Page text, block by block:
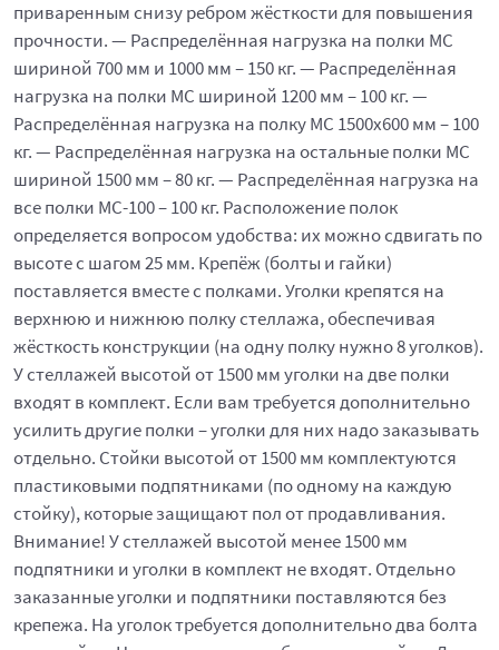
приваренным снизу ребром жёсткости для повышения
прочности. — Распределённая нагрузка на полки МС
шириной 700 мм и 1000 мм – 150 кг. — Распределённая
нагрузка на полки МС шириной 1200 мм – 100 кг. —
Распределённая нагрузка на полку МС 1500х600 мм – 100
кг. — Распределённая нагрузка на остальные полки МС
шириной 1500 мм – 80 кг. — Распределённая нагрузка на
все полки МС-100 – 100 кг. Расположение полок
определяется вопросом удобства: их можно сдвигать по
высоте с шагом 25 мм. Крепёж (болты и гайки)
поставляется вместе с полками. Уголки крепятся на
верхнюю и нижнюю полку стеллажа, обеспечивая
жёсткость конструкции (на одну полку нужно 8 уголков).
У стеллажей высотой от 1500 мм уголки на две полки
входят в комплект. Если вам требуется дополнительно
усилить другие полки – уголки для них надо заказывать
отдельно. Стойки высотой от 1500 мм комплектуются
пластиковыми подпятниками (по одному на каждую
стойку), которые защищают пол от продавливания.
Внимание! У стеллажей высотой менее 1500 мм
подпятники и уголки в комплект не входят. Отдельно
заказанные уголки и подпятники поставляются без
крепежа. На уголок требуется дополнительно два болта